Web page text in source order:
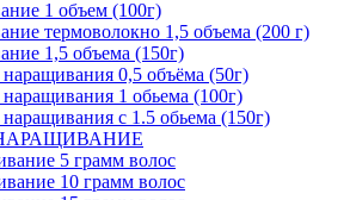
1 объем (100г)
термоволокно 1,5 объема (200 г)
1,5 объема (150г)
0,5 объёма (50г)
1 обьема (100г)
с 1.5 обьема (150г)
5 грамм волос
10 грамм волос